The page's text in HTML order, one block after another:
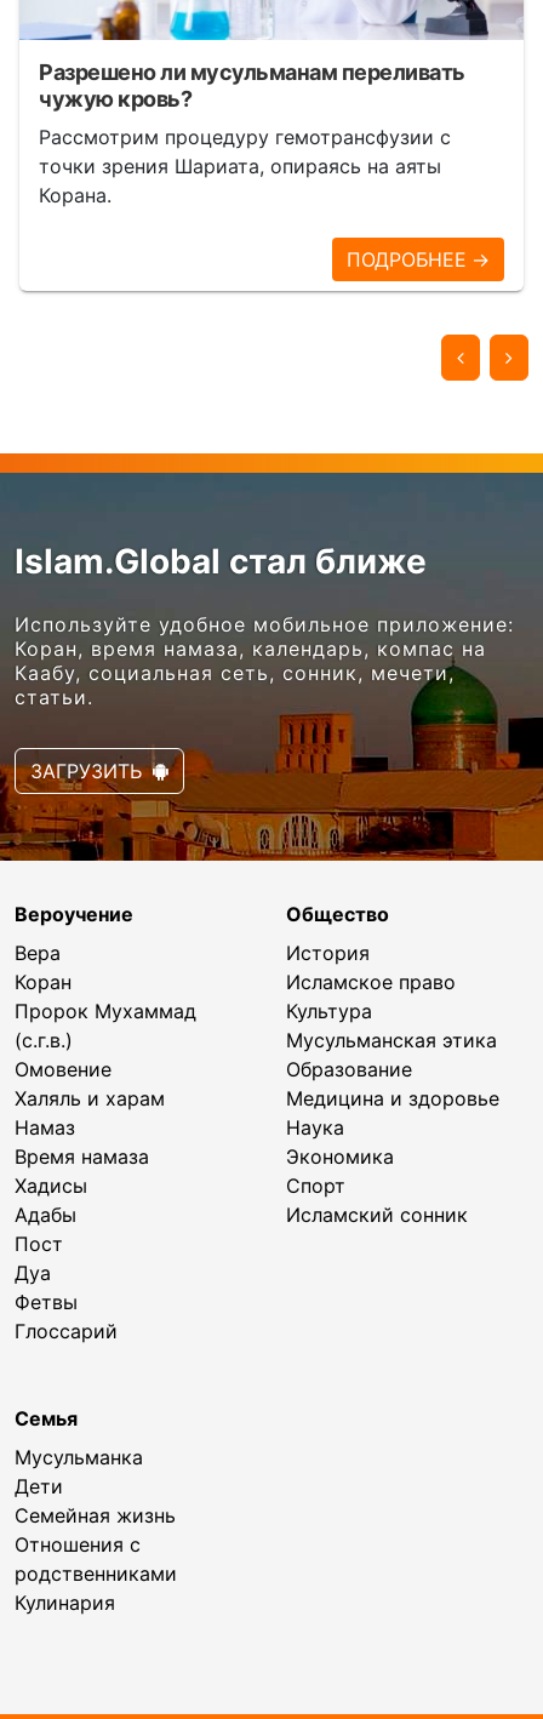
Разрешено ли мусульманам переливать
чужую кровь?
Рассмотрим процедуру гемотрансфузии с
точки зрения Шариата, опираясь на аяты
Корана.
ПОДРОБНЕЕ →
Islam.Global стал ближе
Используйте удобное мобильное приложение:
Коран, время намаза, календарь, компас на
Каабу, социальная сеть, сонник, мечети,
статьи.
ЗАГРУЗИТЬ
Вероучение
Вера
Коран
Пророк Мухаммад
(с.г.в.)
Омовение
Халяль и харам
Намаз
Время намаза
Хадисы
Адабы
Пост
Дуа
Фетвы
Глоссарий
Общество
История
Исламское право
Культура
Мусульманская этика
Образование
Медицина и здоровье
Наука
Экономика
Спорт
Исламский сонник
Семья
Мусульманка
Дети
Семейная жизнь
Отношения с
родственниками
Кулинария